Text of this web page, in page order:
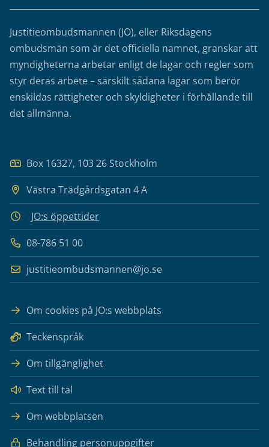
Justitieombudsmannen (JO), eller Riksdagens
ombudsmän som är det officiella namnet, granskar att
myndigheterna arbetar enligt de lagar och regler som
styr deras arbete – särskilt sådana lagar som berör
enskildas rättigheter och skyldigheter i förhållande till
det allmänna.
Box 16327, 103 26 Stockholm
Västra Trädgårdsgatan 4 A
JO:s öppettider
08-786 51 00
justitieombudsmannen@jo.se
Om cookies på JO:s webbplats
Teckenspråk
Om tillgänglighet
Text till tal
Om webbplatsen
Behandling personuppgifter